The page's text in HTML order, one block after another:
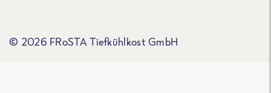
© 2026 FRoSTA Tiefkühlkost GmbH